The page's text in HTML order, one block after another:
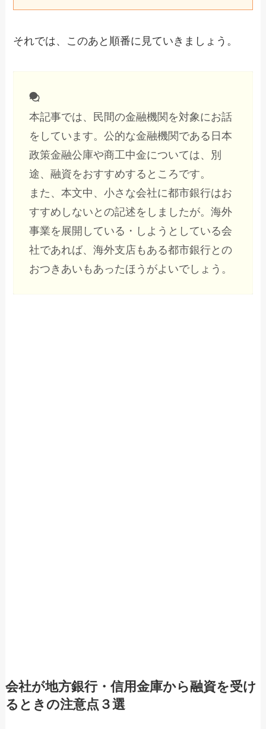
それでは、このあと順番に見ていきましょう。
本記事では、民間の金融機関を対象にお話
をしています。公的な金融機関である日本
政策金融公庫や商工中金については、別
途、融資をおすすめするところです。
また、本文中、小さな会社に都市銀行はお
すすめしないとの記述をしましたが。海外
事業を展開している・しようとしている会
社であれば、海外支店もある都市銀行との
おつきあいもあったほうがよいでしょう。
会社が地方銀行・信用金庫から融資を受け
るときの注意点３選